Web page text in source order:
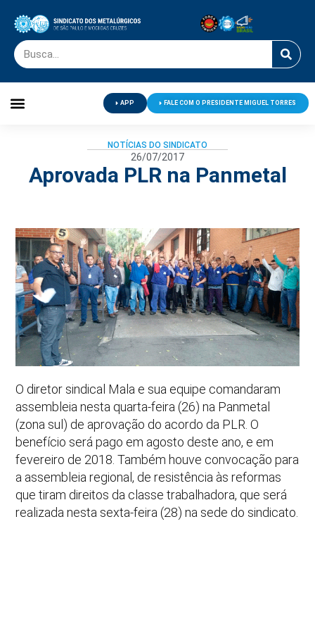
APP FALE COM O PRESIDENTE MIGUEL TORRES
NOTÍCIAS DO SINDICATO
26/07/2017
Aprovada PLR na Panmetal
O diretor sindical Mala e sua equipe comandaram
assembleia nesta quarta-feira (26) na Panmetal
(zona sul) de aprovação do acordo da PLR. O
benefício será pago em agosto deste ano, e em
fevereiro de 2018. Também houve convocação para
a assembleia regional, de resistência às reformas
que tiram direitos da classe trabalhadora, que será
realizada nesta sexta-feira (28) na sede do sindicato.